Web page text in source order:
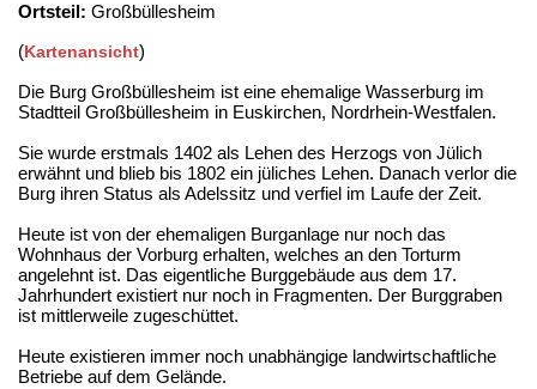
Ortsteil: Großbüllesheim
(Kartenansicht)
Die Burg Großbüllesheim ist eine ehemalige Wasserburg im
Stadtteil Großbüllesheim in Euskirchen, Nordrhein-Westfalen.
Sie wurde erstmals 1402 als Lehen des Herzogs von Jülich
erwähnt und blieb bis 1802 ein jüliches Lehen. Danach verlor die
Burg ihren Status als Adelssitz und verfiel im Laufe der Zeit.
Heute ist von der ehemaligen Burganlage nur noch das
Wohnhaus der Vorburg erhalten, welches an den Torturm
angelehnt ist. Das eigentliche Burggebäude aus dem 17.
Jahrhundert existiert nur noch in Fragmenten. Der Burggraben
ist mittlerweile zugeschüttet.
Heute existieren immer noch unabhängige landwirtschaftliche
Betriebe auf dem Gelände.